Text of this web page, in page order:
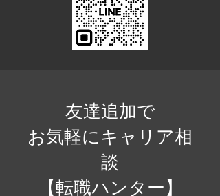
友達追加で
お気軽にキャリア相
談
​【転職ハンター】